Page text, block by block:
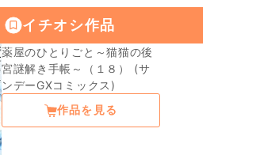
イチオシ作品
薬屋のひとりごと～猫猫の後
宮謎解き手帳～（１８） (サ
ンデーGXコミックス)
作品を見る